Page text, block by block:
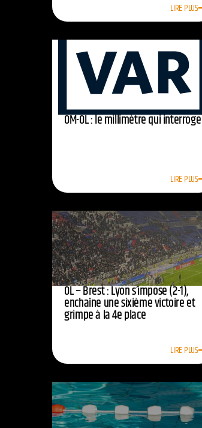
LIRE PLUS
OM-OL : le millimètre qui interroge
LIRE PLUS
OL – Brest : Lyon s’impose (2-1),
enchaîne une sixième victoire et
grimpe à la 4e place
LIRE PLUS